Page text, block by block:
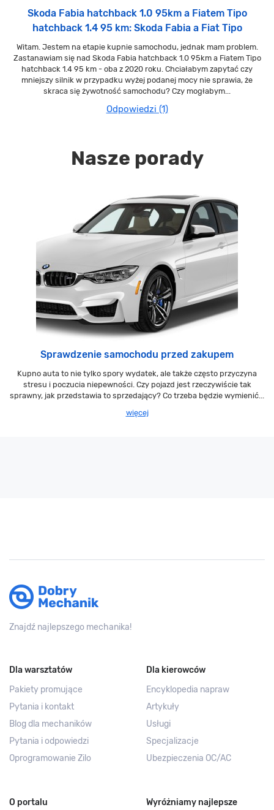
Skoda Fabia hatchback 1.0 95km a Fiatem Tipo
hatchback 1.4 95 km: Skoda Fabia a Fiat Tipo
Witam. Jestem na etapie kupnie samochodu, jednak mam problem.
Zastanawiam się nad Skoda Fabia hatchback 1.0 95km a Fiatem Tipo
hatchback 1.4 95 km - oba z 2020 roku. Chciałabym zapytać czy
mniejszy silnik w przypadku wyżej podanej mocy nie sprawia, że
skraca się żywotność samochodu? Czy mogłabym...
Odpowiedzi (1)
Nasze porady
Sprawdzenie samochodu przed zakupem
Kupno auta to nie tylko spory wydatek, ale także często przyczyna
stresu i poczucia niepewności. Czy pojazd jest rzeczywiście tak
sprawny, jak przedstawia to sprzedający? Co trzeba będzie wymienić...
więcej
Znajdź najlepszego mechanika!
Dla warsztatów
Pakiety promujące
Pytania i kontakt
Blog dla mechaników
Pytania i odpowiedzi
Oprogramowanie Zilo
Dla kierowców
Encyklopedia napraw
Artykuły
Usługi
Specjalizacje
Ubezpieczenia OC/AC
O portalu
Wyróżniamy najlepsze